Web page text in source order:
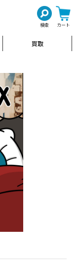
検索 カート
買取